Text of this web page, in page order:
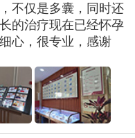
不仅是多囊，同时还
的治疗现在已经怀孕
心，很专业，感谢